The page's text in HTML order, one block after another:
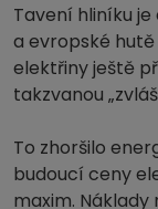
Tavení hliníku
a evropské
elektřiny ještě
takzvanou
To zhoršilo
budoucí ceny
maxim.